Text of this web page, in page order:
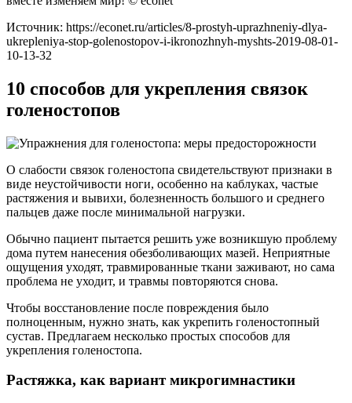
Источник: https://econet.ru/articles/8-prostyh-uprazhneniy-dlya-
ukrepleniya-stop-golenostopov-i-ikronozhnyh-myshts-2019-08-01-
10-13-32
10 способов для укрепления связок
голеностопов
О слабости связок голеностопа свидетельствуют признаки в
виде неустойчивости ноги, особенно на каблуках, частые
растяжения и вывихи, болезненность большого и среднего
пальцев даже после минимальной нагрузки.
Обычно пациент пытается решить уже возникшую проблему
дома путем нанесения обезболивающих мазей. Неприятные
ощущения уходят, травмированные ткани заживают, но сама
проблема не уходит, и травмы повторяются снова.
Чтобы восстановление после повреждения было
полноценным, нужно знать, как укрепить голеностопный
сустав. Предлагаем несколько простых способов для
укрепления голеностопа.
Растяжка, как вариант микрогимнастики